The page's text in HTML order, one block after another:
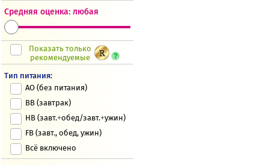
Средняя оценка: любая
Показать только
рекомендуемые
Тип питания:
AO (без питания)
BB (завтрак)
HB (завт.+обед/завт.+ужин)
FB (завт., обед, ужин)
Всё включено